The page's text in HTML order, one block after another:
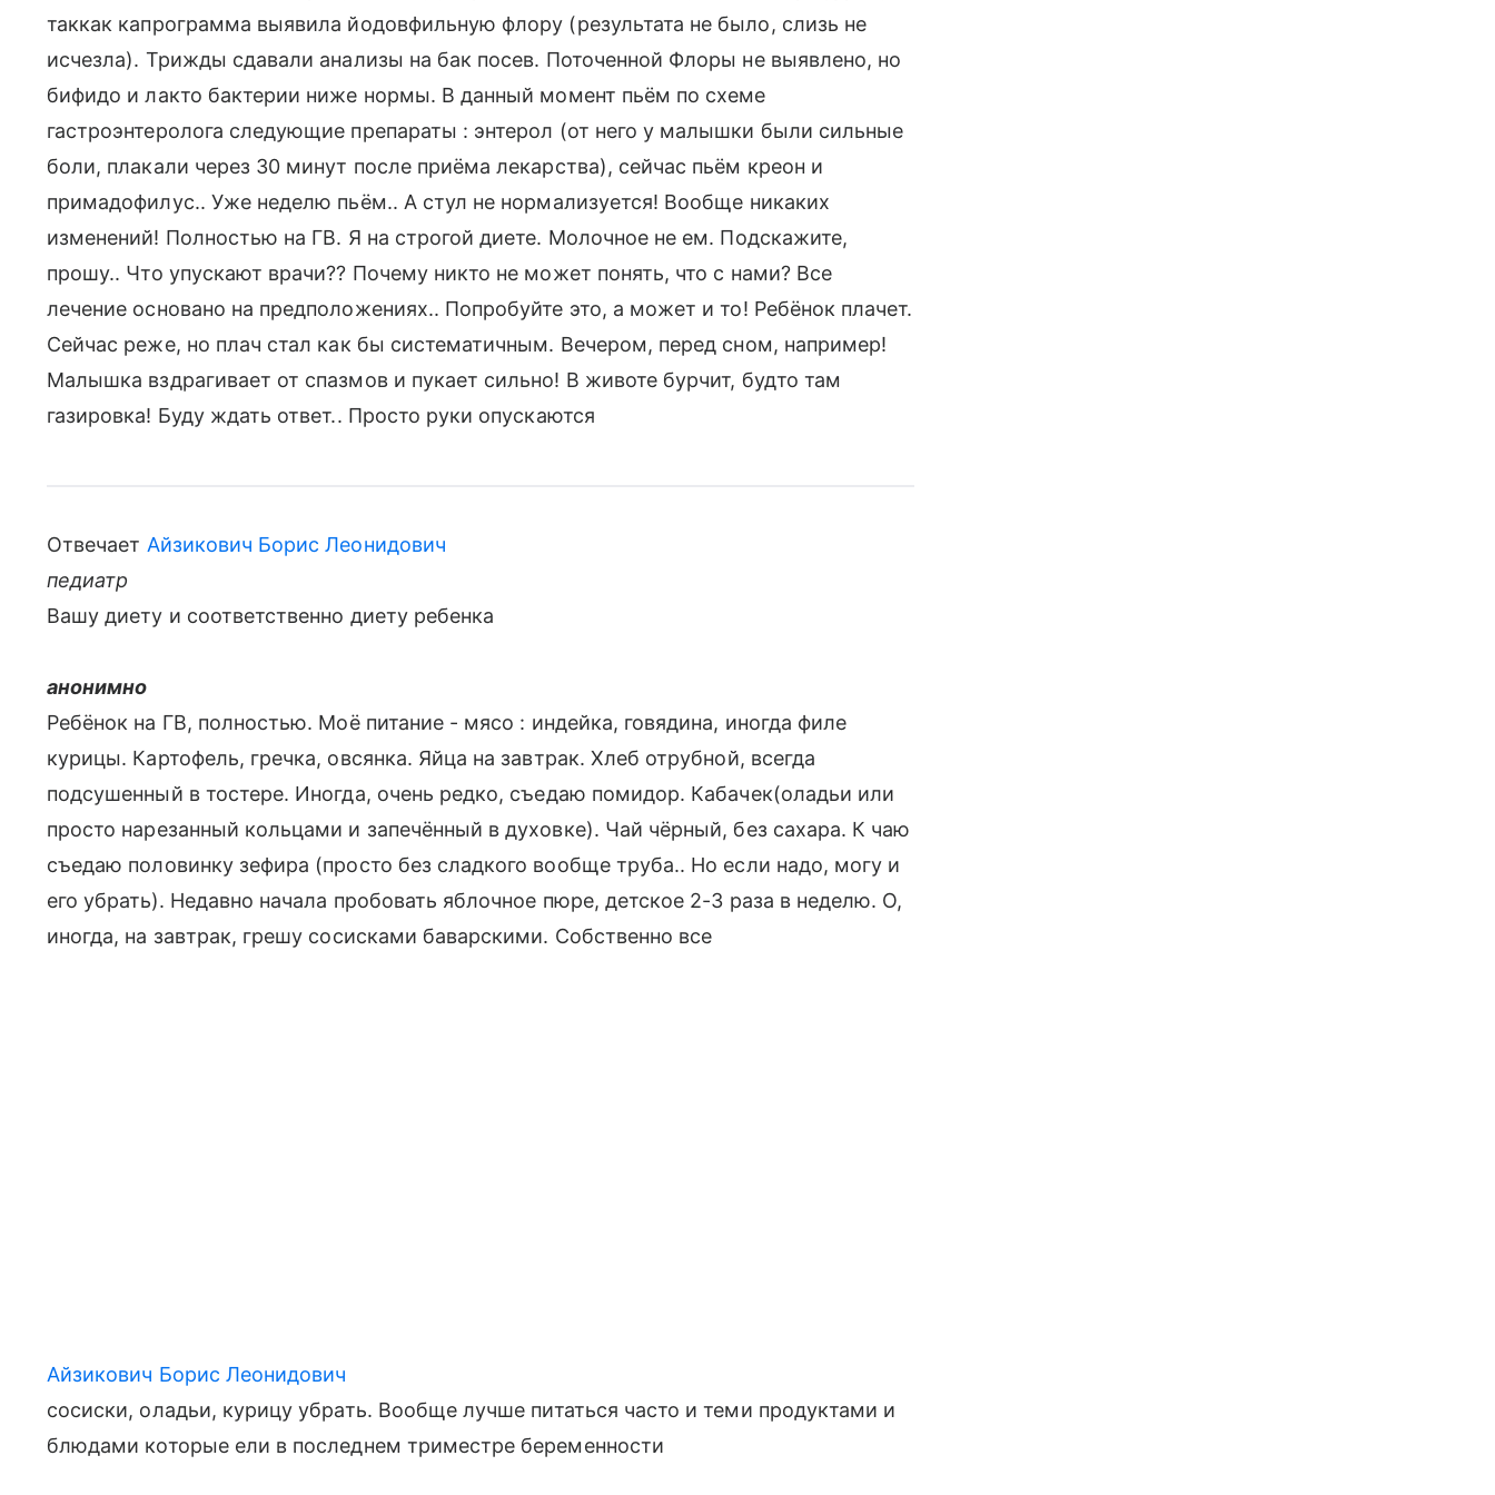
таккак капрограмма выявила йодовфильную флору (результата не было, слизь не
исчезла). Трижды сдавали анализы на бак посев. Поточенной Флоры не выявлено, но
бифидо и лакто бактерии ниже нормы. В данный момент пьём по схеме
гастроэнтеролога следующие препараты : энтерол (от него у малышки были сильные
боли, плакали через 30 минут после приёма лекарства), сейчас пьём креон и
примадофилус.. Уже неделю пьём.. А стул не нормализуется! Вообще никаких
изменений! Полностью на ГВ. Я на строгой диете. Молочное не ем. Подскажите,
прошу.. Что упускают врачи?? Почему никто не может понять, что с нами? Все
лечение основано на предположениях.. Попробуйте это, а может и то! Ребёнок плачет.
Сейчас реже, но плач стал как бы систематичным. Вечером, перед сном, например!
Малышка вздрагивает от спазмов и пукает сильно! В животе бурчит, будто там
газировка! Буду ждать ответ.. Просто руки опускаются
Отвечает Айзикович Борис Леонидович
педиатр
Вашу диету и соответственно диету ребенка
анонимно
Ребёнок на ГВ, полностью. Моё питание - мясо : индейка, говядина, иногда филе
курицы. Картофель, гречка, овсянка. Яйца на завтрак. Хлеб отрубной, всегда
подсушенный в тостере. Иногда, очень редко, съедаю помидор. Кабачек(оладьи или
просто нарезанный кольцами и запечённый в духовке). Чай чёрный, без сахара. К чаю
съедаю половинку зефира (просто без сладкого вообще труба.. Но если надо, могу и
его убрать). Недавно начала пробовать яблочное пюре, детское 2-3 раза в неделю. О,
иногда, на завтрак, грешу сосисками баварскими. Собственно все
Айзикович Борис Леонидович
сосиски, оладьи, курицу убрать. Вообще лучше питаться часто и теми продуктами и
блюдами которые ели в последнем триместре беременности